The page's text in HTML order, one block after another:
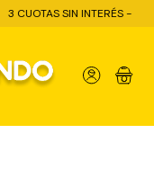
SIN INTERÉS -
0